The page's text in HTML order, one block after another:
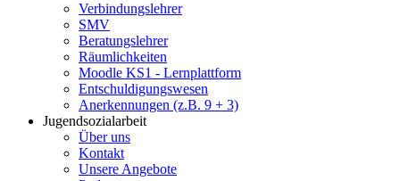
Verbindungslehrer
SMV
Beratungslehrer
Räumlichkeiten
Moodle KS1 - Lernplattform
Entschuldigungswesen
Anerkennungen (z.B. 9 + 3)
Jugendsozialarbeit
Über uns
Kontakt
Unsere Angebote